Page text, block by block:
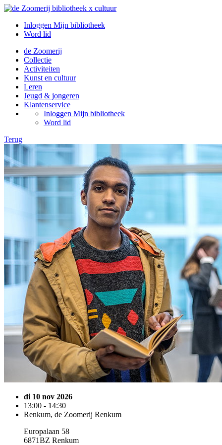
Inloggen Mijn bibliotheek
Word lid
de Zoomerij
Collectie
Activiteiten
Kunst en cultuur
Leren
Jeugd & jongeren
Klantenservice
Inloggen Mijn bibliotheek
Word lid
Terug
di 10 nov 2026
13:00 - 14:30
Renkum, de Zoomerij Renkum
Europalaan 58
6871BZ Renkum